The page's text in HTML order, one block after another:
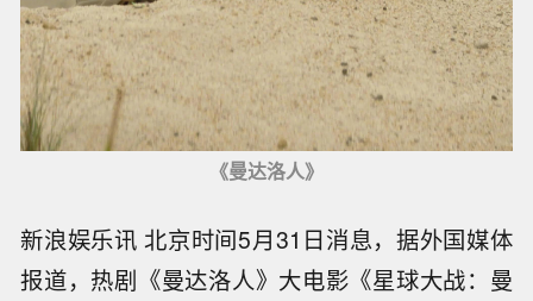
《曼达洛人》
新浪娱乐讯 北京时间5月31日消息，据外国媒体
报道，热剧《曼达洛人》大电影《星球大战：曼